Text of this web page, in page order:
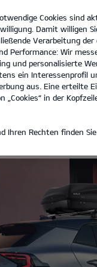
ACB Dornig GmbH
Cookies sind
Damit willigen
Verarbeitung der
Performance: Wir
und personalisierte
ein Interessenprofil
aus. Eine erteilte
in der
Ihren Rechten finden